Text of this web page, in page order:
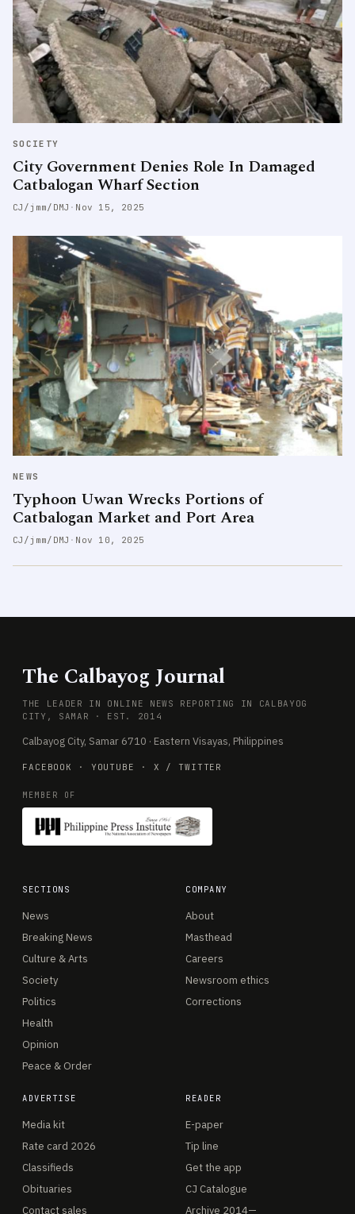
SOCIETY
City Government Denies Role In Damaged
Catbalogan Wharf Section
CJ/jmm/DMJ · Nov 15, 2025
NEWS
Typhoon Uwan Wrecks Portions of
Catbalogan Market and Port Area
CJ/jmm/DMJ · Nov 10, 2025
The Calbayog Journal
THE LEADER IN ONLINE NEWS REPORTING IN CALBAYOG
CITY, SAMAR · EST. 2014
Calbayog City, Samar 6710 · Eastern Visayas, Philippines
FACEBOOK · YOUTUBE · X / TWITTER
MEMBER OF
SECTIONS
News
Breaking News
Culture & Arts
Society
Politics
Health
Opinion
Peace & Order
COMPANY
About
Masthead
Careers
Newsroom ethics
Corrections
ADVERTISE
Media kit
Rate card 2026
Classifieds
Obituaries
Contact sales
READER
E-paper
Tip line
Get the app
CJ Catalogue
Archive 2014—